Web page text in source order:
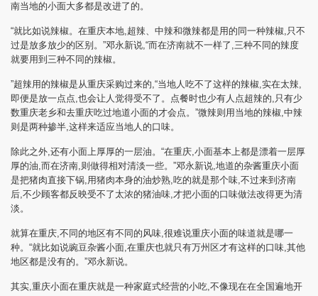
南当地的小面大多都是改进了的。
“就比如说辣椒。在重庆本地,超辣、中辣和微辣都是用的同一种辣椒,只不
过是放多放少的区别。”邓永新说,“而在济南就不一样了,三种不同的辣度
就要用到三种不同的辣椒。
”超辣用的辣椒是从重庆采购过来的,“当地人吃不了这样的辣椒,实在太辣,
即便是放一点点,也会让人觉得受不了。点餐时也少有人点超辣的,只有少
数重庆老乡和去重庆吃过地道小面的才会点。”微辣则用当地的辣椒,中辣
则是两种掺半,这样来适应当地人的口味。
除此之外,还有小面上厚厚的一层油。“在重庆,小面基本上都是漂着一层厚
厚的油,而在济南,则做得相对清淡一些。”邓永新说,地道的杂酱重庆小面
是把猪肉直接下锅,用猪肉本身的油炒熟,吃的就是那个味,不过来到济南
后,不少顾客都反映受不了太浓的猪油味,才把小面的口味做法改得更为清
淡。
就算在重庆,不同的地区有不同的风味,很难说重庆小面的味道就是哪一
种。“就比如说豌豆杂酱小面,在重庆也就只有万州区才有这样的口味,其他
地区都是没有的。”邓永新说。
其实,重庆小面在重庆就是一种家庭式经营的小吃,不像现在在全国遍地开